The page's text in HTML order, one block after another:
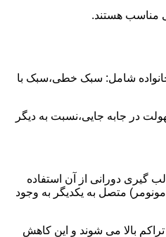
مناسب هستند.
دارد.متداول ترین گریدهای این خانواده شامل: سبک خطی،سبک با
در جابه جایی،نسبت به دیگر
که در صنعت قالب گیری دورانی از آن استفاده
متصل به یکدیگر به وجود
بالا می شوند و این کاهش